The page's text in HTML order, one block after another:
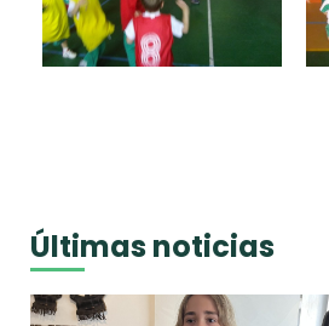
Últimas noticias